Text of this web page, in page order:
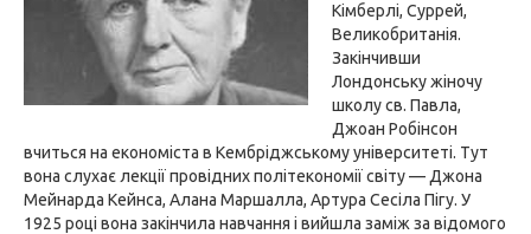
Кімберлі, Суррей,
Великобританія.
Закінчивши
Лондонську жіночу
школу св. Павла,
Джоан Робінсон
вчиться на економіста в Кембріджському університеті. Тут
вона слухає лекції провідних політекономії світу — Джона
Мейнарда Кейнса, Алана Маршалла, Артура Сесіла Пігу. У
1925 році вона закінчила навчання і вийшла заміж за відомого